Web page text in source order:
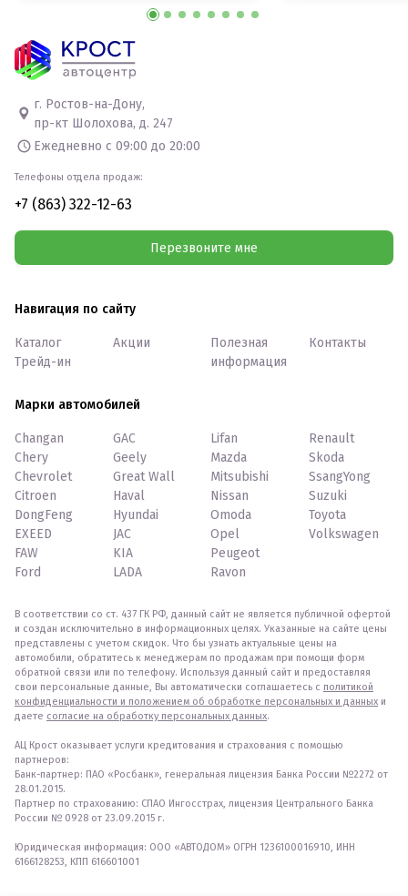
г. Ростов-на-Дону,
пр-кт Шолохова, д. 247
Ежедневно с 09:00 до 20:00
Телефоны отдела продаж:
+7 (863) 322-12-63
Перезвоните мне
Навигация по сайту
Каталог
Трейд-ин
Акции
Полезная
информация
Контакты
Марки автомобилей
Changan
Chery
Chevrolet
Citroen
DongFeng
EXEED
FAW
Ford
GAC
Geely
Great Wall
Haval
Hyundai
JAC
KIA
LADA
Lifan
Mazda
Mitsubishi
Nissan
Omoda
Opel
Peugeot
Ravon
Renault
Skoda
SsangYong
Suzuki
Toyota
Volkswagen
В соответствии со ст. 437 ГК РФ, данный сайт не является публичной офертой
и создан исключительно в информационных целях. Указанные на сайте цены
представлены с учетом скидок. Что бы узнать актуальные цены на
автомобили, обратитесь к менеджерам по продажам при помощи форм
обратной связи или по телефону. Используя данный сайт и предоставляя
свои персональные данные, Вы автоматически соглашаетесь с политикой
конфиденциальности и положением об обработке персональных и данных и
даете согласие на обработку персональных данных.
АЦ Крост оказывает услуги кредитования и страхования с помощью
партнеров:
Банк-партнер: ПАО «Росбанк», генеральная лицензия Банка России №2272 от
28.01.2015.
Партнер по страхованию: СПАО Ингосстрах, лицензия Центрального Банка
России № 0928 от 23.09.2015 г.
Юридическая информация: ООО «АВТОДОМ» ОГРН 1236100016910, ИНН
6166128253, КПП 616601001